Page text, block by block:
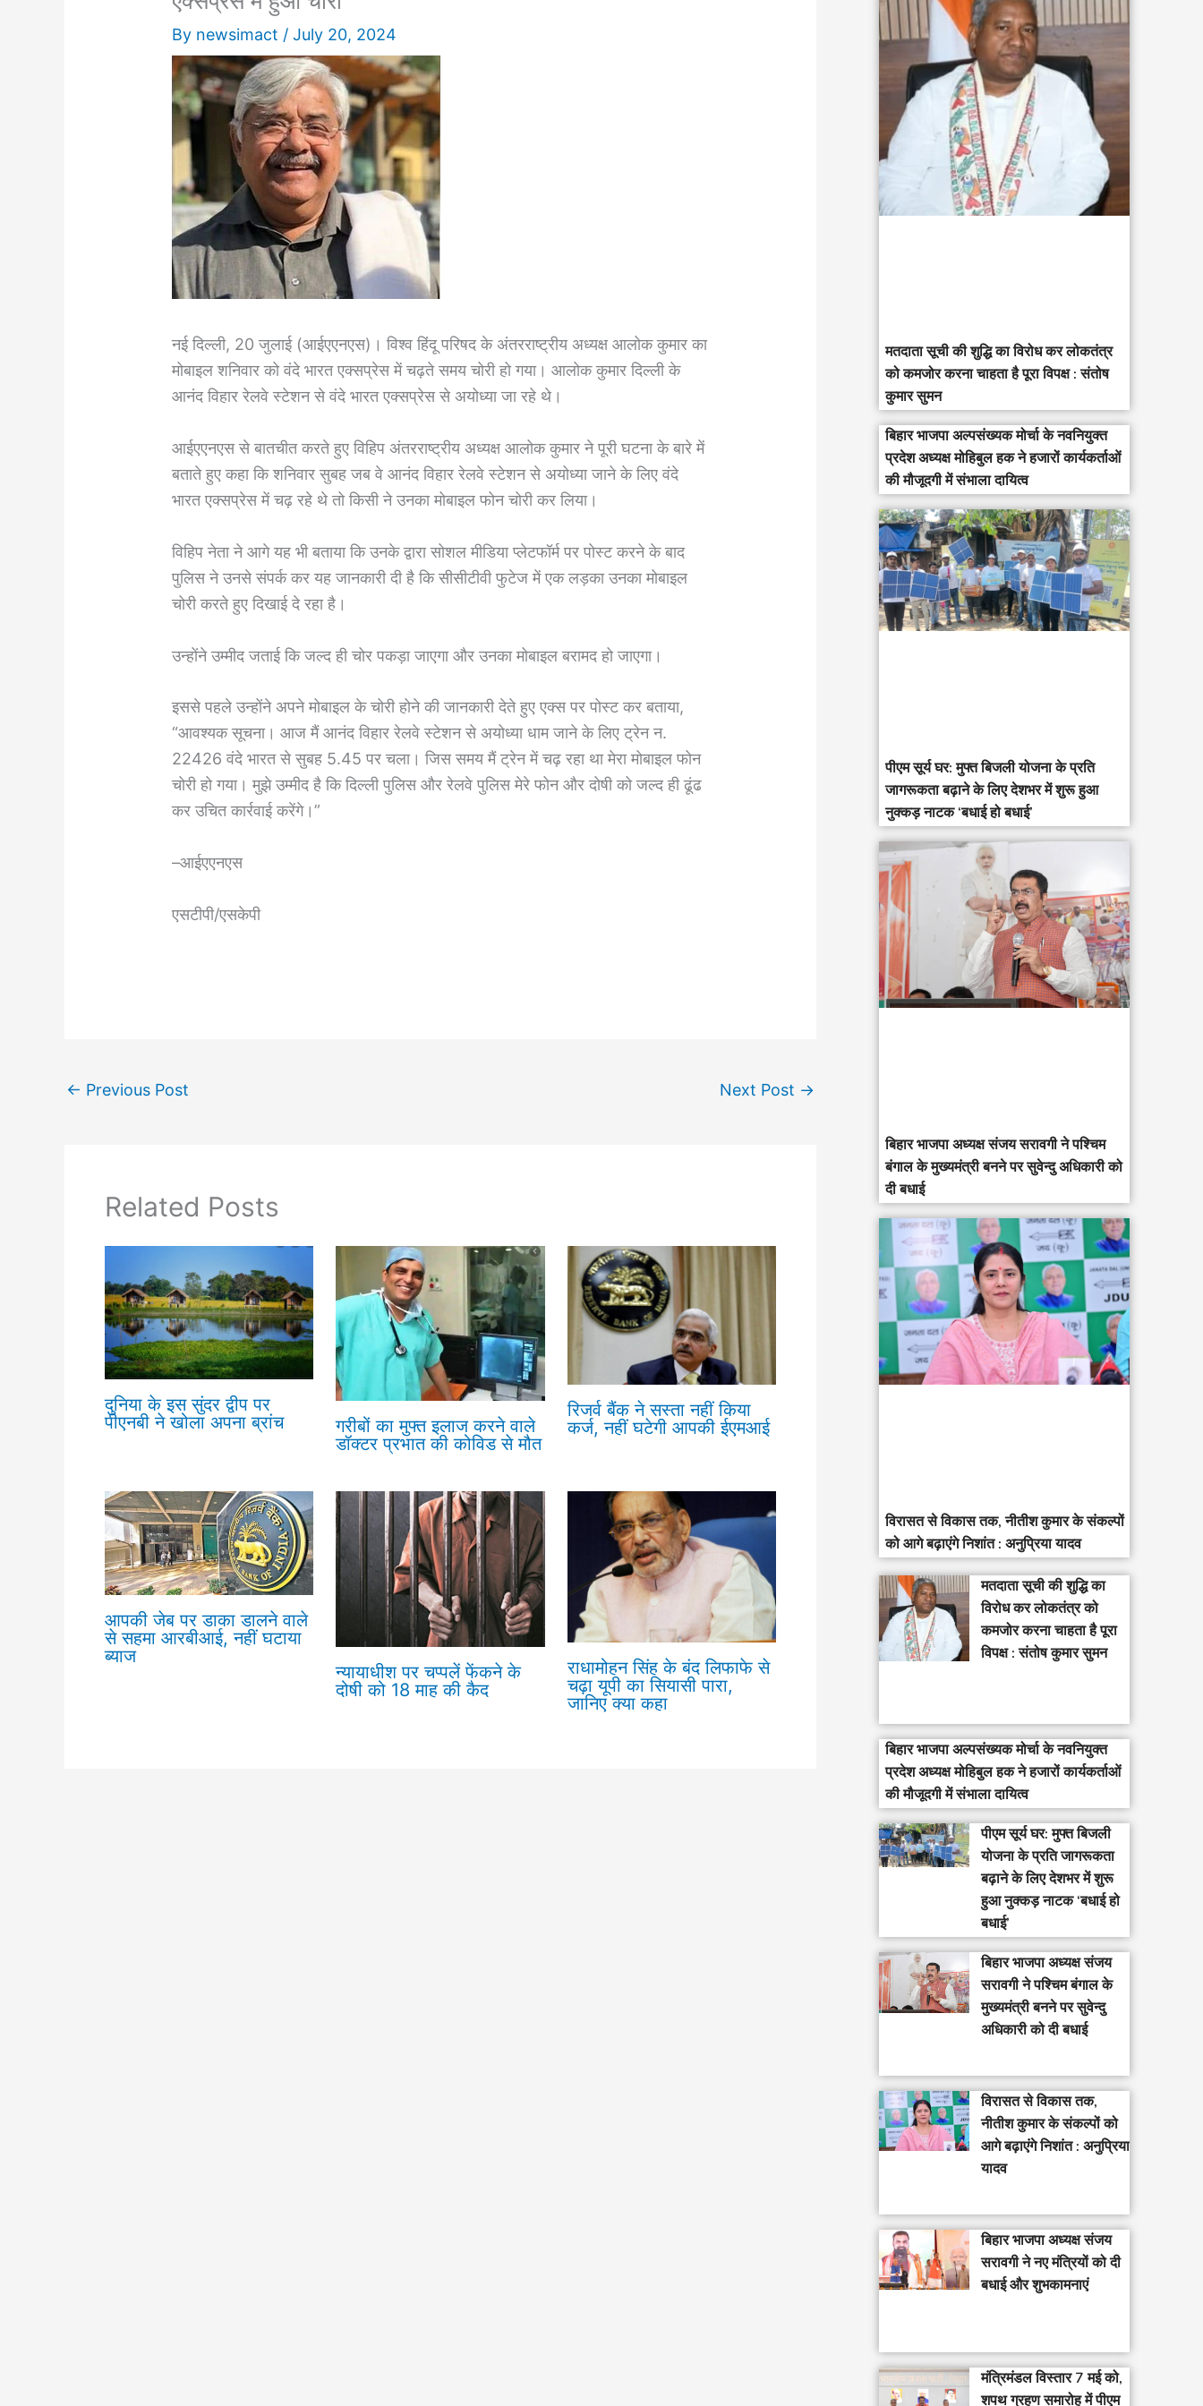
By newsimact /July 20, 2024
नई दिल्ली, 20 जुलाई (आईएएनएस)। विश्व हिंदू परिषद के अंतरराष्ट्रीय अध्यक्ष आलोक कुमार का
मोबाइल शनिवार को वंदे भारत एक्सप्रेस में चढ़ते समय चोरी हो गया। आलोक कुमार दिल्ली के
आनंद विहार रेलवे स्टेशन से वंदे भारत एक्सप्रेस से अयोध्या जा रहे थे।
आईएएनएस से बातचीत करते हुए विहिप अंतरराष्ट्रीय अध्यक्ष आलोक कुमार ने पूरी घटना के बारे में
बताते हुए कहा कि शनिवार सुबह जब वे आनंद विहार रेलवे स्टेशन से अयोध्या जाने के लिए वंदे
भारत एक्सप्रेस में चढ़ रहे थे तो किसी ने उनका मोबाइल फोन चोरी कर लिया।
विहिप नेता ने आगे यह भी बताया कि उनके द्वारा सोशल मीडिया प्लेटफॉर्म पर पोस्ट करने के बाद
पुलिस ने उनसे संपर्क कर यह जानकारी दी है कि सीसीटीवी फुटेज में एक लड़का उनका मोबाइल
चोरी करते हुए दिखाई दे रहा है।
उन्होंने उम्मीद जताई कि जल्द ही चोर पकड़ा जाएगा और उनका मोबाइल बरामद हो जाएगा।
इससे पहले उन्होंने अपने मोबाइल के चोरी होने की जानकारी देते हुए एक्स पर पोस्ट कर बताया,
“आवश्यक सूचना। आज मैं आनंद विहार रेलवे स्टेशन से अयोध्या धाम जाने के लिए ट्रेन न.
22426 वंदे भारत से सुबह 5.45 पर चला। जिस समय मैं ट्रेन में चढ़ रहा था मेरा मोबाइल फोन
चोरी हो गया। मुझे उम्मीद है कि दिल्ली पुलिस और रेलवे पुलिस मेरे फोन और दोषी को जल्द ही ढूंढ
कर उचित कार्रवाई करेंगे।”
–आईएएनएस
एसटीपी/एसकेपी
← Previous Post Next Post →
Related Posts
दुनिया के इस सुंदर द्वीप पर
पीएनबी ने खोला अपना ब्रांच
गरीबों का मुफ्त इलाज करने वाले
डॉक्टर प्रभात की कोविड से मौत
रिजर्व बैंक ने सस्ता नहीं किया
कर्ज, नहीं घटेगी आपकी ईएमआई
आपकी जेब पर डाका डालने वाले
से सहमा आरबीआई, नहीं घटाया
ब्याज
न्यायाधीश पर चप्पलें फेंकने के
दोषी को 18 माह की कैद
राधामोहन सिंह के बंद लिफाफे से
चढ़ा यूपी का सियासी पारा,
जानिए क्या कहा
मतदाता सूची की शुद्धि का विरोध कर लोकतंत्र
को कमजोर करना चाहता है पूरा विपक्ष : संतोष
कुमार सुमन
बिहार भाजपा अल्पसंख्यक मोर्चा के नवनियुक्त
प्रदेश अध्यक्ष मोहिबुल हक ने हजारों कार्यकर्ताओं
की मौजूदगी में संभाला दायित्व
पीएम सूर्य घर: मुफ्त बिजली योजना के प्रति
जागरूकता बढ़ाने के लिए देशभर में शुरू हुआ
नुक्कड़ नाटक ‘बधाई हो बधाई’
‎बिहार भाजपा अध्यक्ष संजय सरावगी ने पश्चिम
बंगाल के मुख्यमंत्री बनने पर सुवेन्दु अधिकारी को
दी बधाई
विरासत से विकास तक, नीतीश कुमार के संकल्पों
को आगे बढ़ाएंगे निशांत : अनुप्रिया यादव
मतदाता सूची की शुद्धि का
विरोध कर लोकतंत्र को
कमजोर करना चाहता है पूरा
विपक्ष : संतोष कुमार सुमन
बिहार भाजपा अल्पसंख्यक मोर्चा के नवनियुक्त
प्रदेश अध्यक्ष मोहिबुल हक ने हजारों कार्यकर्ताओं
की मौजूदगी में संभाला दायित्व
पीएम सूर्य घर: मुफ्त बिजली
योजना के प्रति जागरूकता
बढ़ाने के लिए देशभर में शुरू
हुआ नुक्कड़ नाटक ‘बधाई हो
बधाई’
‎बिहार भाजपा अध्यक्ष संजय
सरावगी ने पश्चिम बंगाल के
मुख्यमंत्री बनने पर सुवेन्दु
अधिकारी को दी बधाई
विरासत से विकास तक,
नीतीश कुमार के संकल्पों को
आगे बढ़ाएंगे निशांत : अनुप्रिया
यादव
बिहार भाजपा अध्यक्ष संजय
सरावगी ने नए मंत्रियों को दी
बधाई और शुभकामनाएं
मंत्रिमंडल विस्तार 7 मई को,
शपथ ग्रहण समारोह में पीएम